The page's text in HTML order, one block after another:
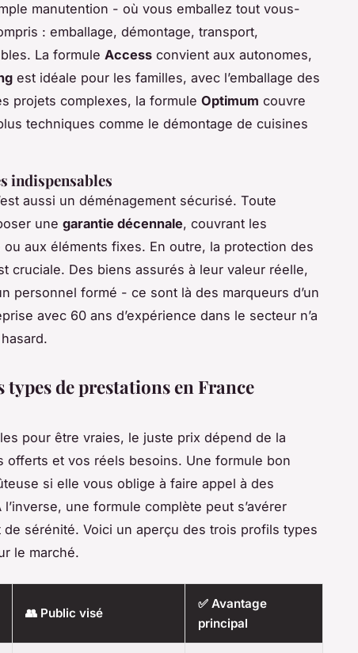
manutention - où vous emballez tout vous-
: emballage, démontage, transport,
La formule Access convient aux autonomes,
est idéale pour les familles, avec l’emballage des
projets complexes, la formule Optimum couvre
techniques comme le démontage de cuisines
indispensables
aussi un déménagement sécurisé. Toute
une garantie décennale, couvrant les
aux éléments fixes. En outre, la protection des
cruciale. Des biens assurés à leur valeur réelle,
personnel formé - ce sont là des marqueurs d’un
avec 60 ans d’expérience dans le secteur n’a
de prestations en France
pour être vraies, le juste prix dépend de la
offerts et vos réels besoins. Une formule bon
si elle vous oblige à faire appel à des
une formule complète peut s’avérer
sérénité. Voici un aperçu des trois profils types
le marché.
👥 Public visé
✅ Avantage
principal